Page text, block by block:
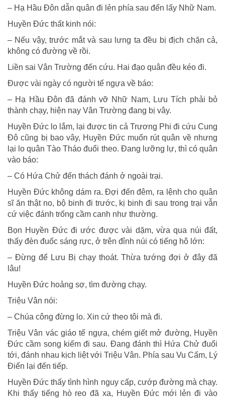
– Hạ Hầu Đôn dẫn quân đi lẻn phía sau đến lấy Nhữ Nam.
Huyền Đức thất kinh nói:
– Nếu vậy, trước mắt và sau lưng ta đều bị địch chặn cả,
không có đường về rồi.
Liền sai Vân Trường đến cứu. Hai đạo quân đều kéo đi.
Được vài ngày có người tế ngựa về báo:
– Hạ Hầu Đôn đã đánh vỡ Nhữ Nam, Lưu Tích phải bỏ
thành chạy, hiện nay Vân Trường đang bị vây.
Huyền Đức lo lắm, lại được tin cả Trương Phi đi cứu Cung
Đô cũng bị bao vây, Huyền Đức muốn rút quân về nhưng
lại lo quân Tào Tháo đuổi theo. Đang lưỡng lự, thì có quân
vào báo:
– Có Hứa Chử đến thách đánh ở ngoài trại.
Huyền Đức không dám ra. Đợi đến đêm, ra lệnh cho quân
sĩ ăn thật no, bộ binh đi trước, kị binh đi sau trong trại vẫn
cứ việc đánh trống cầm canh như thường.
Bọn Huyền Đức đi ước được vài dặm, vừa qua núi đất,
thấy đèn đuốc sáng rực, ở trên đỉnh núi có tiếng hô lớn:
– Đừng để Lưu Bị chạy thoát. Thừa tướng đợi ở đây đã
lâu!
Huyền Đức hoảng sợ, tìm đường chạy.
Triệu Vân nói:
– Chúa công đừng lo. Xin cứ theo tôi mà đi.
Triệu Vân vác giáo tế ngựa, chém giết mở đường, Huyền
Đức cầm song kiếm đi sau. Đang đánh thì Hứa Chử đuổi
tới, đánh nhau kịch liệt với Triệu Vân. Phía sau Vu Cấm, Lý
Điển lại đến tiếp.
Huyền Đức thấy tình hình nguy cấp, cướp đường mà chạy.
Khi thấy tiếng hò reo đã xa, Huyền Đức mới lẻn đi vào